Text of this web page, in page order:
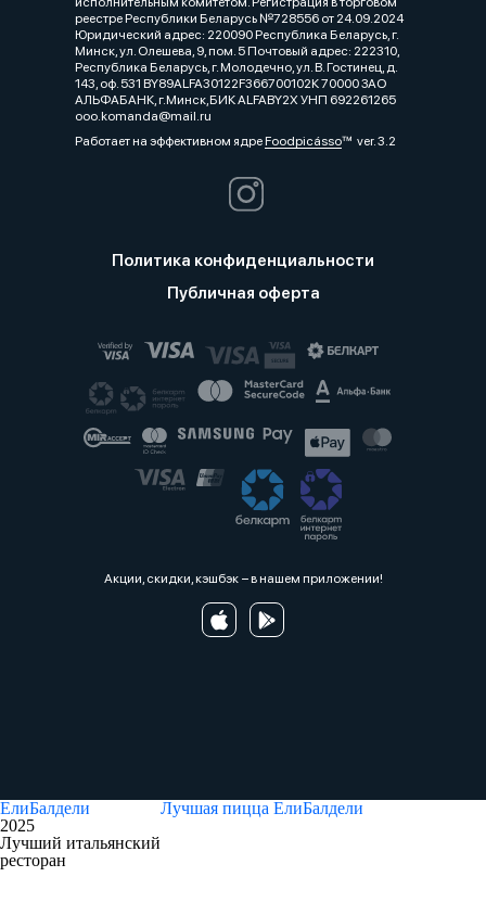
реестре Республики Беларусь №728556 от 24.09.2024
Юридический адрес: 220090 Республика Беларусь, г.
Минск, ул. Олешева, 9, пом. 5 Почтовый адрес: 222310,
Республика Беларусь, г. Молодечно, ул. В. Гостинец, д.
143, оф. 531 BY89ALFA30122F366700102К 70000 ЗАО
АЛЬФАБАНК, г.Минск,БИК ALFABY2X УНП 692261265
ooo.komanda@mail.ru
Работает на эффективном ядреFoodpicássover. 3.2
Политика конфиденциальности
Публичная оферта
Акции, скидки, кэшбэк − в нашем приложении!
ЕлиБалдели
2025
Лучший итальянский
ресторан
Лучшая пицца ЕлиБалдели